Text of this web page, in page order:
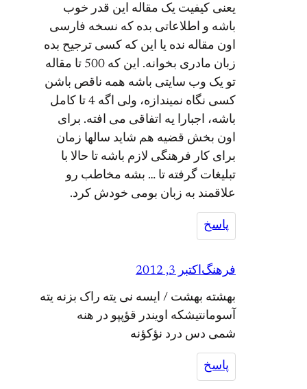
یعنی کیفیت یک مقاله این قدر خوب
باشه و اطلاعاتی بده که نسخه فارسی
اون مقاله نده یا این که کسی ترجیح بده
زبان مادری بخوانه. این که 500 تا مقاله
تو یک وب سایتی باشه همه ناقص باشن
کسی نگاه نمیندازه، ولی اگه 4 تا کامل
باشه، اجبارا یه اتفاقی می افته. برای
اون بخش قضیه هم شاید سالها زمان
برای کار فرهنگی لازم باشه تا حالا با
تبلیغات گرفته تا … بشه مخاطب رو
علاقمند به زبان بومی خودش کرد.
پاسخ
فرهنگاکتبر 3, 2012
بهشته بهشت / ایسه نی یته راک بزنه یته
آسومانتیشکه اویندر قؤپپو در هنه
شمی دس درد نؤکؤنه
پاسخ